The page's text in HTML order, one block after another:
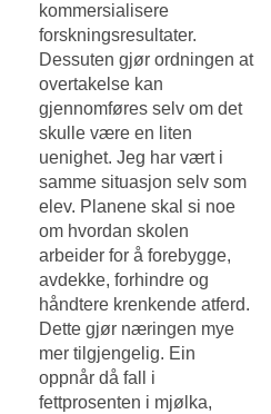
kommersialisere
forskningsresultater.
Dessuten gjør ordningen at
overtakelse kan
gjennomføres selv om det
skulle være en liten
uenighet. Jeg har vært i
samme situasjon selv som
elev. Planene skal si noe
om hvordan skolen
arbeider for å forebygge,
avdekke, forhindre og
håndtere krenkende atferd.
Dette gjør næringen mye
mer tilgjengelig. Ein
oppnår då fall i
fettprosenten i mjølka,